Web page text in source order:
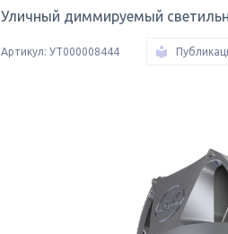
Уличный диммируемый
Артикул: УТ000008444